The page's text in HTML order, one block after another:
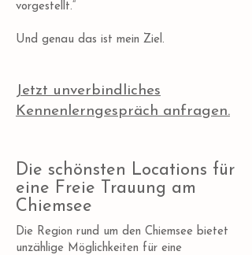
vorgestellt.“
Und genau das ist mein Ziel.
Jetzt unverbindliches
Kennenlerngespräch anfragen.
Die schönsten Locations für
eine Freie Trauung am
Chiemsee
Die Region rund um den Chiemsee bietet
unzählige Möglichkeiten für eine